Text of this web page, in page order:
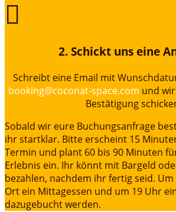

2. Schickt uns eine
Schreibt eine Email mit
booking@coconat-space.com und
Bestätigung
Sobald wir eure Buchungsanfrage
ihr startklar. Bitte erscheint 15
Termin und plant 60 bis 90 Minuten
Erlebnis ein. Ihr könnt mit Bargeld
bezahlen, nachdem ihr fertig seid.
Ort ein Mittagessen und um 19 Uhr
dazugebucht werden.